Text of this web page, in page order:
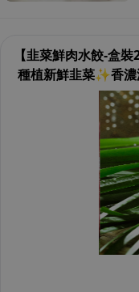
【韭菜鮮肉水餃-盒
種植新鮮韭菜✨香濃